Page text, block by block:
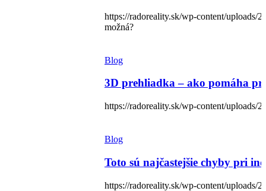
https://radoreality.sk/wp-content/uploads/
možná?
Blog
3D prehliadka – ako pomáha
https://radoreality.sk/wp-content/uploads/
Blog
Toto sú najčastejšie chyby pri
https://radoreality.sk/wp-content/uploads/